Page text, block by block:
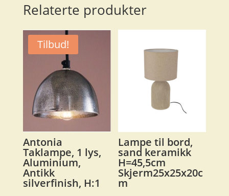
Relaterte produkter
Tilbud!
Antonia
Taklampe, 1 lys,
Aluminium,
Antikk
silverfinish, H:1
Lampe til bord,
sand keramikk
H=45,5cm
Skjerm25x25x20c
m